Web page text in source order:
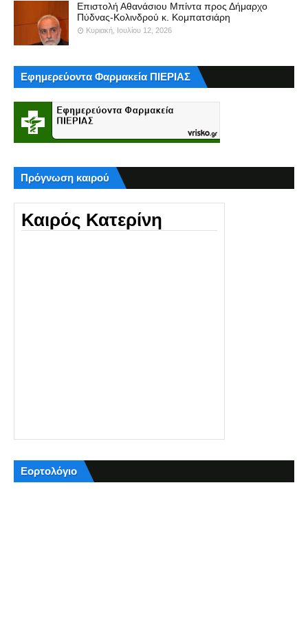
Επιστολή Αθανάσιου Μπίντα προς Δήμαρχο
Πύδνας-Κολινδρού κ. Κομπατσιάρη
Κυριακή, Ιουλίου 12, 2026
Εφημερεύοντα Φαρμακεία ΠΙΕΡΙΑΣ
Πρόγνωση καιρού
Καιρός Κατερίνη
Εορτολόγιο